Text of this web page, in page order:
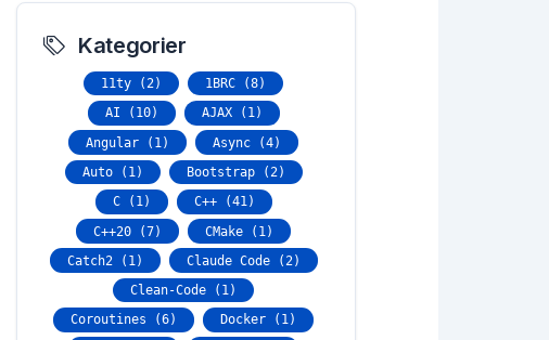
Kategorier
11ty (2)
1BRC (8)
AI (10)
AJAX (1)
Angular (1)
Async (4)
Auto (1)
Bootstrap (2)
C (1)
C++ (41)
C++20 (7)
CMake (1)
Catch2 (1)
Claude Code (2)
Clean-Code (1)
Coroutines (6)
Docker (1)